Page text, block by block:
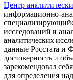
Центр
информационно-
исследований и
аналитических
данные Росстата и
достоверность и
зарекомендовал
для определения